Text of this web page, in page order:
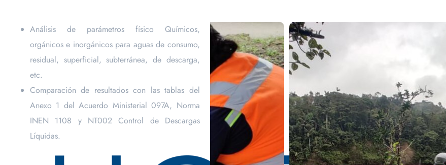
Análisis de parámetros físico Químicos,
orgánicos e inorgánicos para aguas de consumo,
residual, superficial, subterránea, de descarga,
etc.
Comparación de resultados con las tablas del
Anexo 1 del Acuerdo Ministerial 097A, Norma
INEN 1108 y NT002 Control de Descargas
Líquidas.